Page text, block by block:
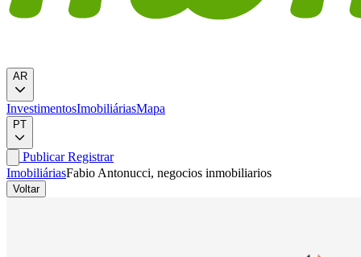
AR
InvestimentosImobiliáriasMapa
PT
PublicarRegistrar
ImobiliáriasFabio Antonucci, negocios inmobiliarios
Voltar